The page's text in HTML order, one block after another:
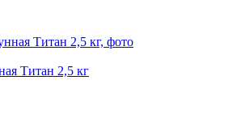
Титан 2,5 кг